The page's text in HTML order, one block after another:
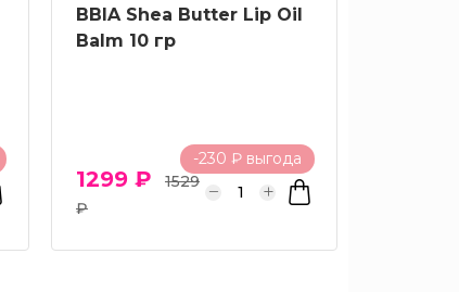
BBIA Shea Butter Lip Oil
Balm 10 гр
-230 ₽ выгода
1299 ₽
1529
₽